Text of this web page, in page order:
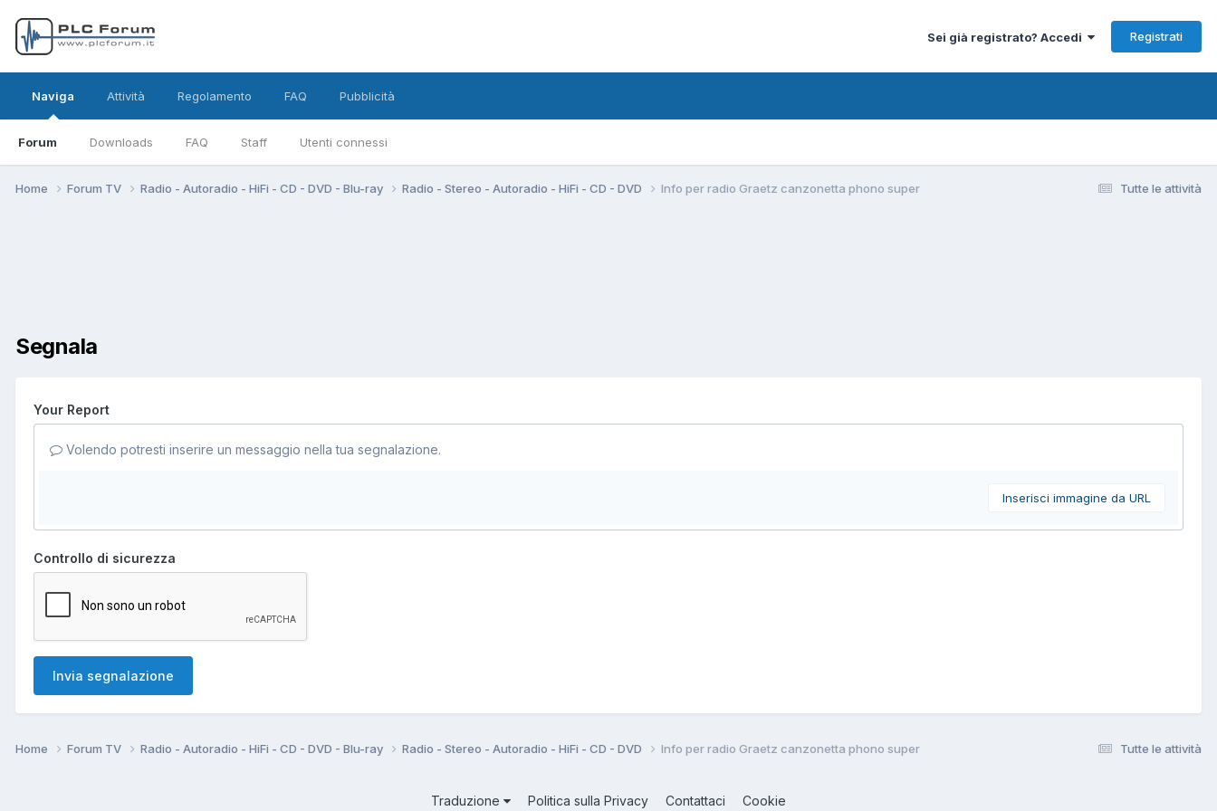
Sei già registrato? Accedi Registrati
Naviga
Forum Downloads FAQ Staff Utenti connessi
Attività Regolamento FAQ Pubblicità
Tutte le attività
Home Forum TV Radio - Autoradio - HiFi - CD - DVD - Blu-ray Radio - Stereo - Autoradio - HiFi - CD - DVD Info per radio Graetz canzonetta phono super
Segnala
Your Report
Volendo potresti inserire un messaggio nella tua segnalazione.
Inserisci immagine da URL
Controllo di sicurezza
Invia segnalazione
Tutte le attività
Home Forum TV Radio - Autoradio - HiFi - CD - DVD - Blu-ray Radio - Stereo - Autoradio - HiFi - CD - DVD Info per radio Graetz canzonetta phono super
Traduzione Politica sulla Privacy Contattaci Cookie